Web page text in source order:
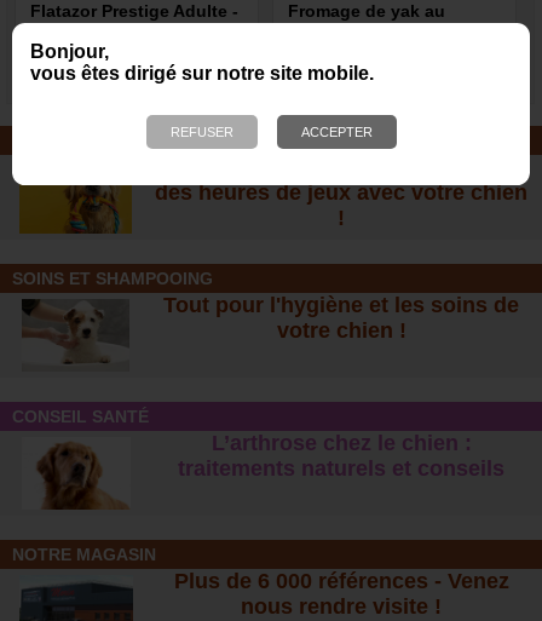
Bonjour,
vous êtes dirigé sur notre site mobile.
Flatazor Prestige Adulte -
62,99 €
Fromage de yak au
13,00 €
JOUETS EN CORDE
des heures de jeux avec votre chien
!
SOINS ET SHAMPOOING
Tout pour l'hygiène et les soins de
votre chien !
CONSEIL SANTÉ
L’arthrose chez le chien :
traitements naturels et conseil s
NOTRE MAGASIN
Plus de 6 000 références - Venez
nous rendre visite !